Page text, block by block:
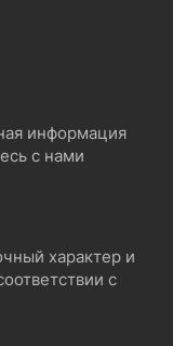
информация
с нами
характер и
с